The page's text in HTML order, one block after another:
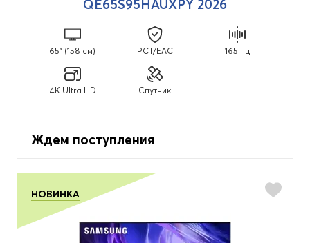
QE65S95HAUXPY 2026
65" (158 см) PCT/EAC 165 Гц
4K Ultra HD Спутник
Ждем поступления
НОВИНКА